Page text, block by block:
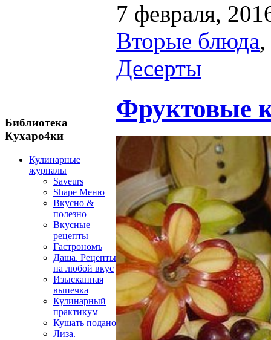
Библиотека
Кухаро4ки
Кулинарные
журналы
Saveurs
Shape Меню
Вкусно &
полезно
Вкусные
рецепты
Гастрономъ
Даша. Рецепты
на любой вкус
Изысканная
выпечка
Кулинарный
практикум
Кушать подано
Лиза.
7 февраля,
Вторые блюда,
Десерты
Фруктовые